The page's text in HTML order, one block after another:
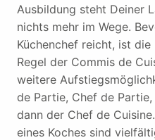
Ausbildung steht Deiner
nichts mehr im Wege.
Küchenchef reicht, ist
Regel der Commis de
weitere
de Partie, Chef de
dann der Chef de
eines Koches sind